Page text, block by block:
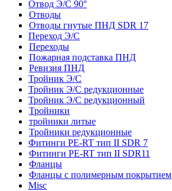
Отвод Э/С 90°
Отводы
Отводы гнутые ПНД SDR 17
Переход Э/С
Переходы
Пожарная подставка ПНД
Ревизия ПНД
Тройник Э/С
Тройник Э/С редукционные
Тройник Э/С редукционный
Тройники
тройники литые
Тройники редукционные
Фитинги PE-RT тип II SDR 7
Фитинги PE-RT тип II SDR11
Фланцы
Фланцы с полимерным покрытием
Misc